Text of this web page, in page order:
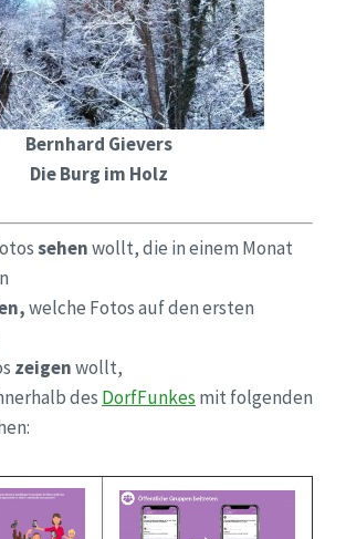
Bernhard Gievers
Die Burg im Holz
sehenwollt, die in einem Monat
welche Fotos auf den ersten
zeigenwollt,
des DorfFunkes mit folgenden